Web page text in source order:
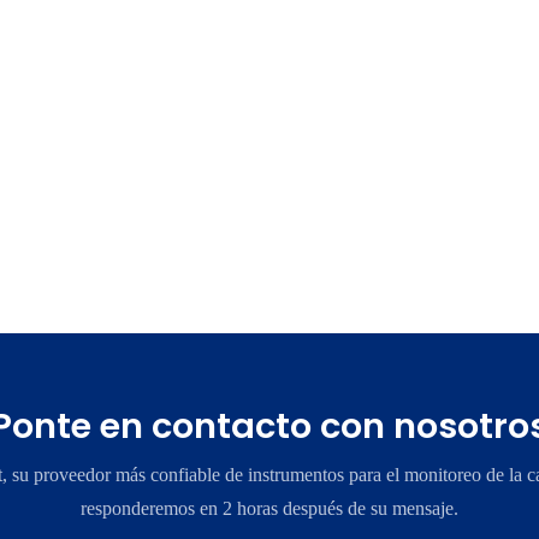
en contacto con
proveedor más confiable de instrumentos para el monitoreo de la
responderemos en 2 horas después de su mensaje.